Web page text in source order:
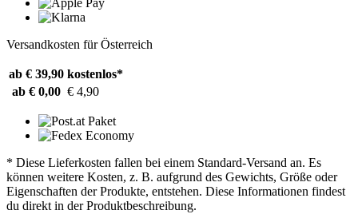
Versandkosten für Österreich
ab € 39,90 kostenlos*
ab € 0,00 € 4,90
* Diese Lieferkosten fallen bei einem Standard-Versand an. Es
können weitere Kosten, z. B. aufgrund des Gewichts, Größe oder
Eigenschaften der Produkte, entstehen. Diese Informationen findest
du direkt in der Produktbeschreibung.